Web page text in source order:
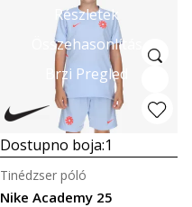
Részletek
Összehasonlítás
Brzi Pregled
Dostupno boja:1
Nike Academy 25
Tinédzser póló